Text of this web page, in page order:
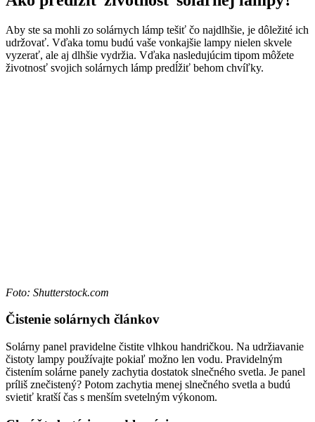
Aby ste sa mohli zo solárnych lámp tešiť čo najdlhšie, je dôležité ich
udržovať. Vďaka tomu budú vaše vonkajšie lampy nielen skvele
vyzerať, ale aj dlhšie vydržia. Vďaka nasledujúcim tipom môžete
životnosť svojich solárnych lámp predĺžiť behom chvíľky.
Foto: Shutterstock.com
Čistenie solárnych článkov
Solárny panel pravidelne čistite vlhkou handričkou. Na udržiavanie
čistoty lampy používajte pokiaľ možno len vodu. Pravidelným
čistením solárne panely zachytia dostatok slnečného svetla. Je panel
príliš znečistený? Potom zachytia menej slnečného svetla a budú
svietiť kratší čas s menším svetelným výkonom.